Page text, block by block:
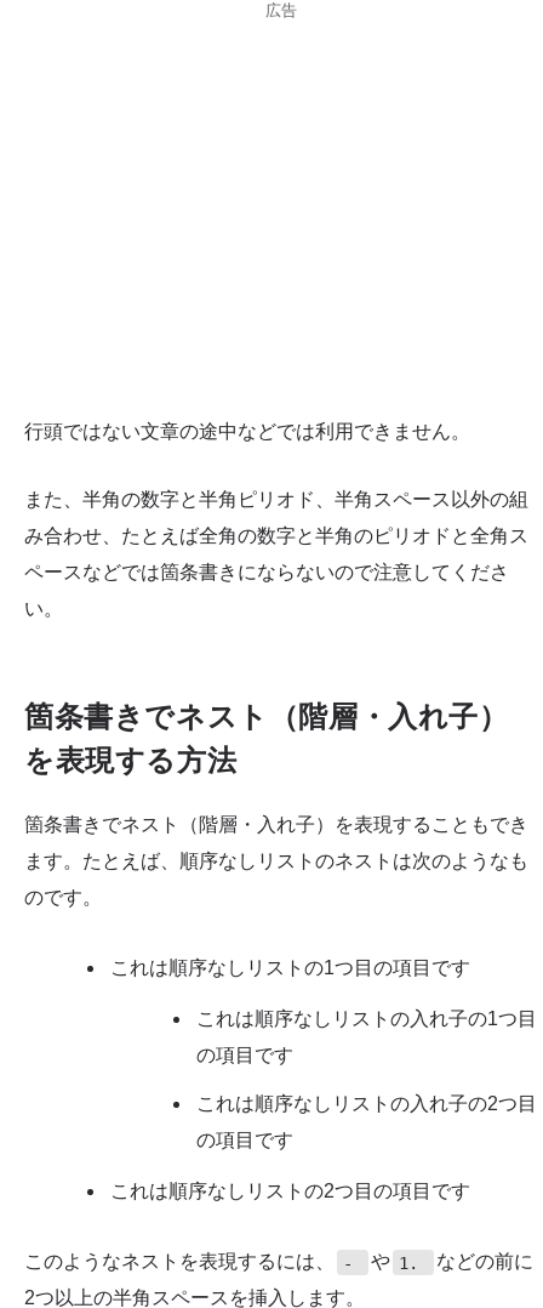
広告
行頭ではない文章の途中などでは利用できません。
また、半角の数字と半角ピリオド、半角スペース以外の組
み合わせ、たとえば全角の数字と半角のピリオドと全角ス
ペースなどでは箇条書きにならないので注意してくださ
い。
箇条書きでネスト（階層・入れ子）
を表現する方法
箇条書きでネスト（階層・入れ子）を表現することもでき
ます。たとえば、順序なしリストのネストは次のようなも
のです。
これは順序なしリストの1つ目の項目です
これは順序なしリストの入れ子の1つ目
の項目です
これは順序なしリストの入れ子の2つ目
の項目です
これは順序なしリストの2つ目の項目です
このようなネストを表現するには、 - や 1.
などの前に
2つ以上の半角スペースを挿入します。